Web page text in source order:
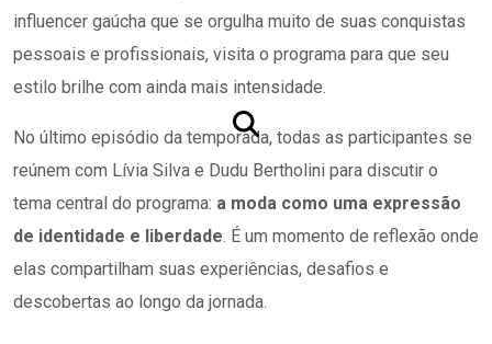
influencer gaúcha que se orgulha muito de suas conquistas
pessoais e profissionais, visita o programa para que seu
estilo brilhe com ainda mais intensidade.
No último episódio da temporada, todas as participantes se
reúnem com Lívia Silva e Dudu Bertholini para discutir o
tema central do programa: a moda como uma expressão
de identidade e liberdade. É um momento de reflexão onde
elas compartilham suas experiências, desafios e
descobertas ao longo da jornada.